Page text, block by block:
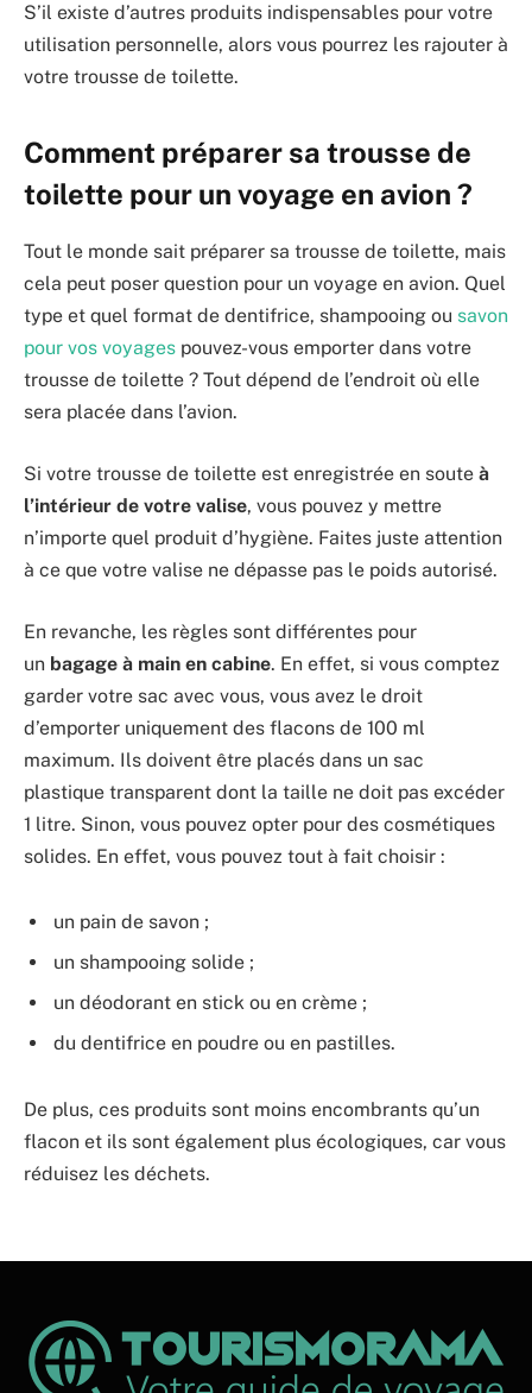
S’il existe d’autres produits indispensables pour votre
utilisation personnelle, alors vous pourrez les rajouter à
votre trousse de toilette.
Comment préparer sa trousse de
toilette pour un voyage en avion ?
Tout le monde sait préparer sa trousse de toilette, mais
cela peut poser question pour un voyage en avion. Quel
type et quel format de dentifrice, shampooing ou savon
pour vos voyages pouvez-vous emporter dans votre
trousse de toilette ? Tout dépend de l’endroit où elle
sera placée dans l’avion.
Si votre trousse de toilette est enregistrée en soute à
l’intérieur de votre valise, vous pouvez y mettre
n’importe quel produit d’hygiène. Faites juste attention
à ce que votre valise ne dépasse pas le poids autorisé.
En revanche, les règles sont différentes pour
un bagage à main en cabine. En effet, si vous comptez
garder votre sac avec vous, vous avez le droit
d’emporter uniquement des flacons de 100 ml
maximum. Ils doivent être placés dans un sac
plastique transparent dont la taille ne doit pas excéder
1 litre. Sinon, vous pouvez opter pour des cosmétiques
solides. En effet, vous pouvez tout à fait choisir :
un pain de savon ;
un shampooing solide ;
un déodorant en stick ou en crème ;
du dentifrice en poudre ou en pastilles.
De plus, ces produits sont moins encombrants qu’un
flacon et ils sont également plus écologiques, car vous
réduisez les déchets.